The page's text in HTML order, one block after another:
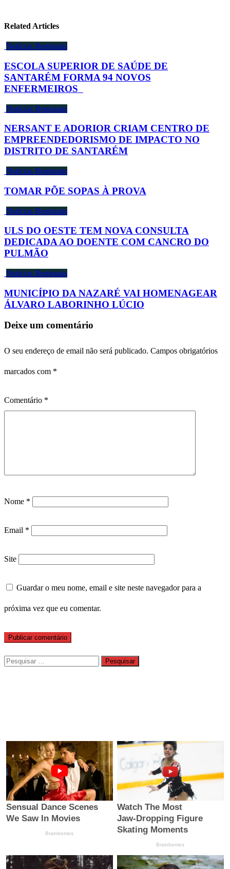
Related Articles
Notícias Regionais
ESCOLA SUPERIOR DE SAÚDE DE
SANTARÉM FORMA 94 NOVOS
ENFERMEIROS
Notícias Regionais
NERSANT E ADORIOR CRIAM CENTRO DE
EMPREENDEDORISMO DE IMPACTO NO
DISTRITO DE SANTARÉM
Notícias Regionais
TOMAR PÕE SOPAS À PROVA
Notícias Regionais
ULS DO OESTE TEM NOVA CONSULTA
DEDICADA AO DOENTE COM CANCRO DO
PULMÃO
Notícias Regionais
MUNICÍPIO DA NAZARÉ VAI HOMENAGEAR
ÁLVARO LABORINHO LÚCIO
Deixe um comentário
O seu endereço de email não será publicado. Campos obrigatórios
marcados com *
Comentário *
Nome *
Email *
Site
Guardar o meu nome, email e site neste navegador para a
próxima vez que eu comentar.
Pesquisar
por: